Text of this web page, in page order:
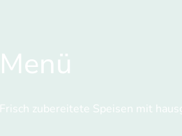
Menü
Frisch zubereitete Speisen mit